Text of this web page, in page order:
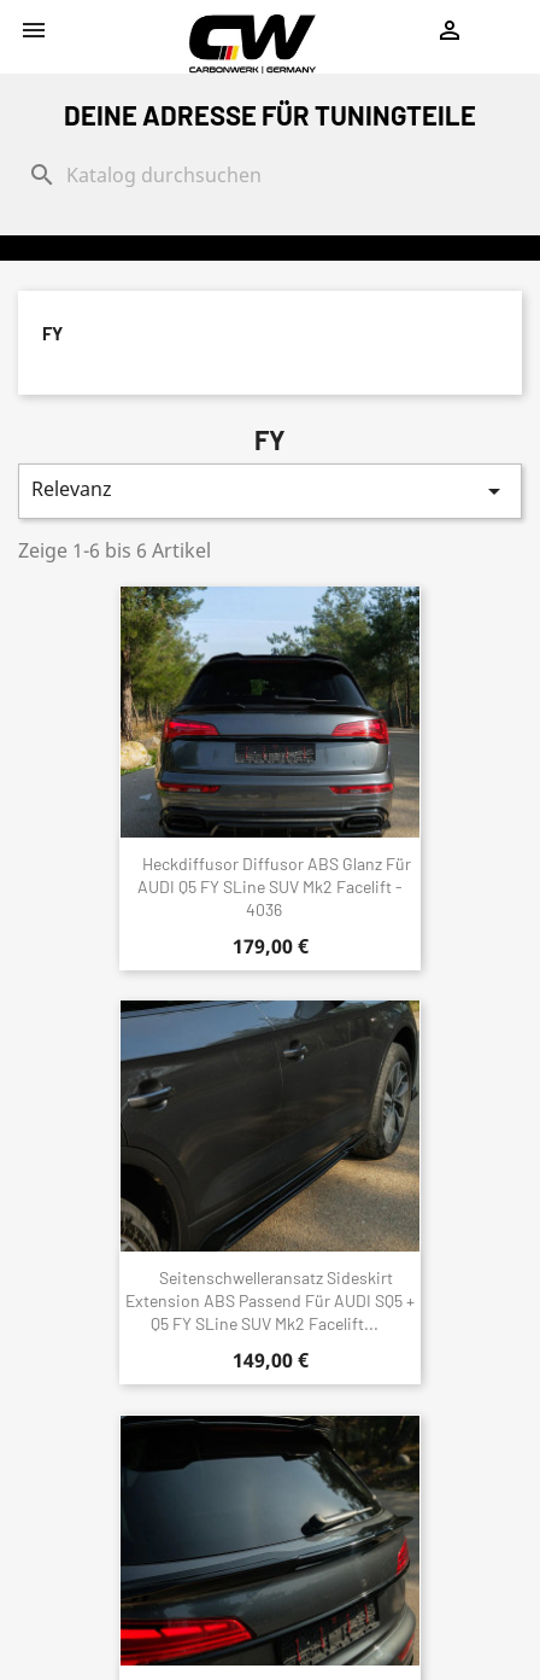
 
DEINE ADRESSE FÜR TUNINGTEILE
search
FY
FY
Relevanz 
Zeige 1-6 bis 6 Artikel
Heckdiffusor Diffusor ABS Glanz Für
AUDI Q5 FY SLine SUV Mk2 Facelift -
4036
179,00 €
Seitenschwelleransatz Sideskirt
Extension ABS Passend Für AUDI SQ5 +
Q5 FY SLine SUV Mk2 Facelift...
149,00 €